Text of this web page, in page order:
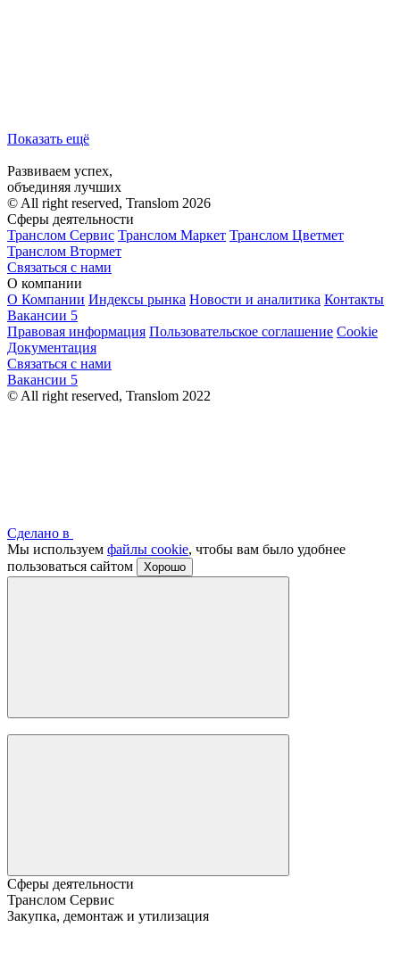
Показать ещё
Развиваем успех,
объединяя лучших
© All right reserved, Translom 2026
Сферы деятельности
Транслом Сервис Транслом Маркет Транслом Цветмет
Транслом Втормет
Связаться с нами
О компании
О Компании Индексы рынка Новости и аналитика Контакты
Вакансии 5
Правовая информация Пользовательское соглашение Cookie
Документация
Связаться с нами
Вакансии 5
© All right reserved, Translom 2022
Сделано в
Мы используем файлы cookie, чтобы вам было удобнее
пользоваться сайтом
Хорошо
Сферы деятельности
Транслом Сервис
Закупка, демонтаж и утилизация